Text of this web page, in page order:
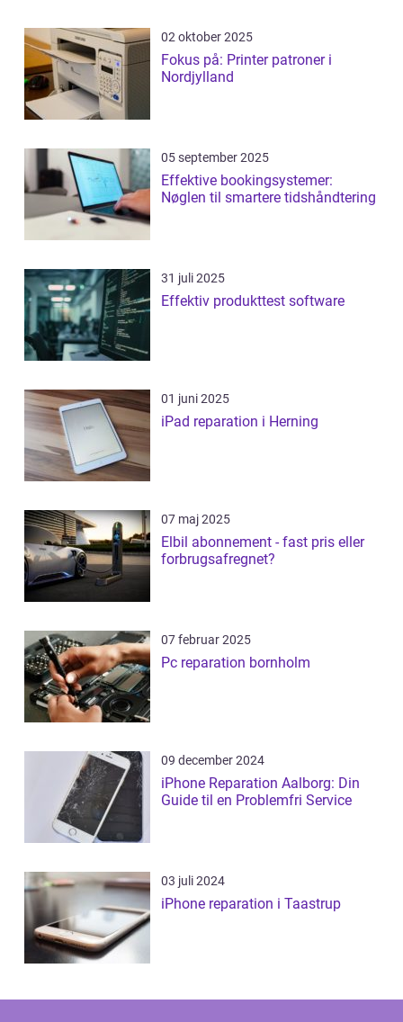
02 oktober 2025
Fokus på: Printer patroner i
Nordjylland
05 september 2025
Effektive bookingsystemer:
Nøglen til smartere tidshåndtering
31 juli 2025
Effektiv produkttest software
01 juni 2025
iPad reparation i Herning
07 maj 2025
Elbil abonnement - fast pris eller
forbrugsafregnet?
07 februar 2025
Pc reparation bornholm
09 december 2024
iPhone Reparation Aalborg: Din
Guide til en Problemfri Service
03 juli 2024
iPhone reparation i Taastrup